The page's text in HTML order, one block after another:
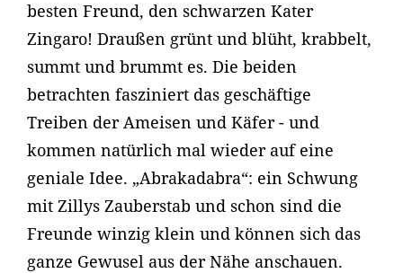
besten Freund, den schwarzen Kater
Zingaro! Draußen grünt und blüht, krabbelt,
summt und brummt es. Die beiden
betrachten fasziniert das geschäftige
Treiben der Ameisen und Käfer - und
kommen natürlich mal wieder auf eine
geniale Idee. „Abrakadabra“: ein Schwung
mit Zillys Zauberstab und schon sind die
Freunde winzig klein und können sich das
ganze Gewusel aus der Nähe anschauen.